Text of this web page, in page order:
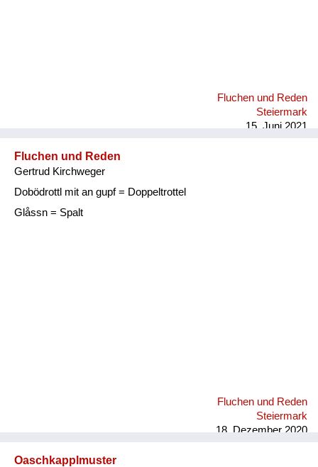
Fluchen und Reden
Steiermark
15. Juni 2021
Fluchen und Reden
Gertrud Kirchweger
Dobödrottl mit an gupf = Doppeltrottel
Glåssn = Spalt
Fluchen und Reden
Steiermark
18. Dezember 2020
Oaschkapplmuster